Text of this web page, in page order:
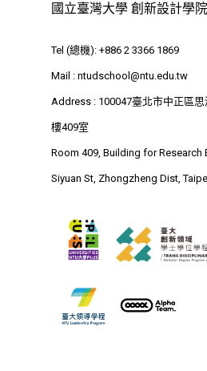
國立臺灣大學 創新設計學院
Tel (總機): +886 2 3366 1869
Mail : ntudschool@ntu.edu.tw
Address : 100047臺北市中正區
樓409室
Room 409, Building for Research
Siyuan St, Zhongzheng Dist,